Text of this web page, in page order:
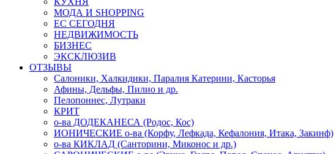
МОДА И SHOPPING
ЕС СЕГОДНЯ
НЕДВИЖИМОСТЬ
БИЗНЕС
ЭКСКЛЮЗИВ
ОТЗЫВЫ
Салоники, Халкидики, Паралия Катерини, Касторья
Афины, Дельфы, Пилио и др.
Пелопоннес, Лутраки
КРИТ
о-ва ДОДЕКАНЕСА (Родос, Кос)
ИОНИЧЕСКИЕ о-ва (Корфу, Лефкада, Кефалония, Итака, Закинф)
о-ва КИКЛАД (Санторини, Миконос и др.)